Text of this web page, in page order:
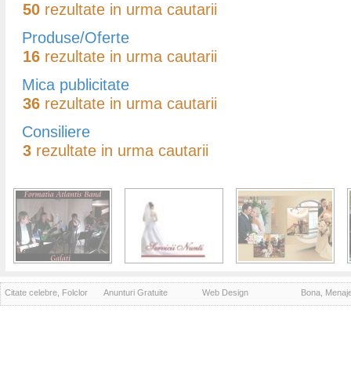
50 rezultate in urma cautarii
Produse/Oferte
16 rezultate in urma cautarii
Mica publicitate
36 rezultate in urma cautarii
Consiliere
3 rezultate in urma cautarii
Citate celebre, Folclor Anunturi Gratuite Web Design Bona,